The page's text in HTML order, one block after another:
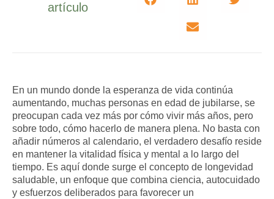
artículo
En un mundo donde la esperanza de vida continúa
aumentando, muchas personas en edad de jubilarse, se
preocupan cada vez más por cómo vivir más años, pero
sobre todo, cómo hacerlo de manera plena. No basta con
añadir números al calendario, el verdadero desafío reside
en mantener la vitalidad física y mental a lo largo del
tiempo. Es aquí donde surge el concepto de longevidad
saludable, un enfoque que combina ciencia, autocuidado
y esfuerzos deliberados para favorecer un